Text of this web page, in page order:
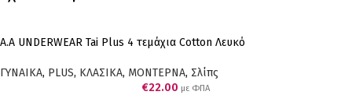
A.A UNDERWEAR Tai Plus 4 τεμάχια Cotton Λευκό
ΓΥΝΑΙΚΑ, PLUS, ΚΛΑΣΙΚΑ, ΜΟΝΤΕΡΝΑ, Σλίπς
€22.00 με ΦΠΑ